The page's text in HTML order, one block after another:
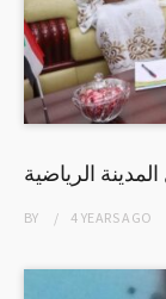
BY 4 YEARSAGO